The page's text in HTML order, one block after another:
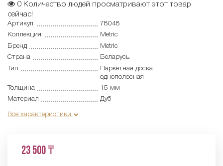
0 Количество людей просматривают этот товар
сейчас!
Артикул
78048
Коллекция
Metric
Бренд
Metric
Страна
Беларусь
Тип
Паркетная доска
однополосная
Толщина
15 мм
Материал
Дуб
Все характеристики
23 500 ₸